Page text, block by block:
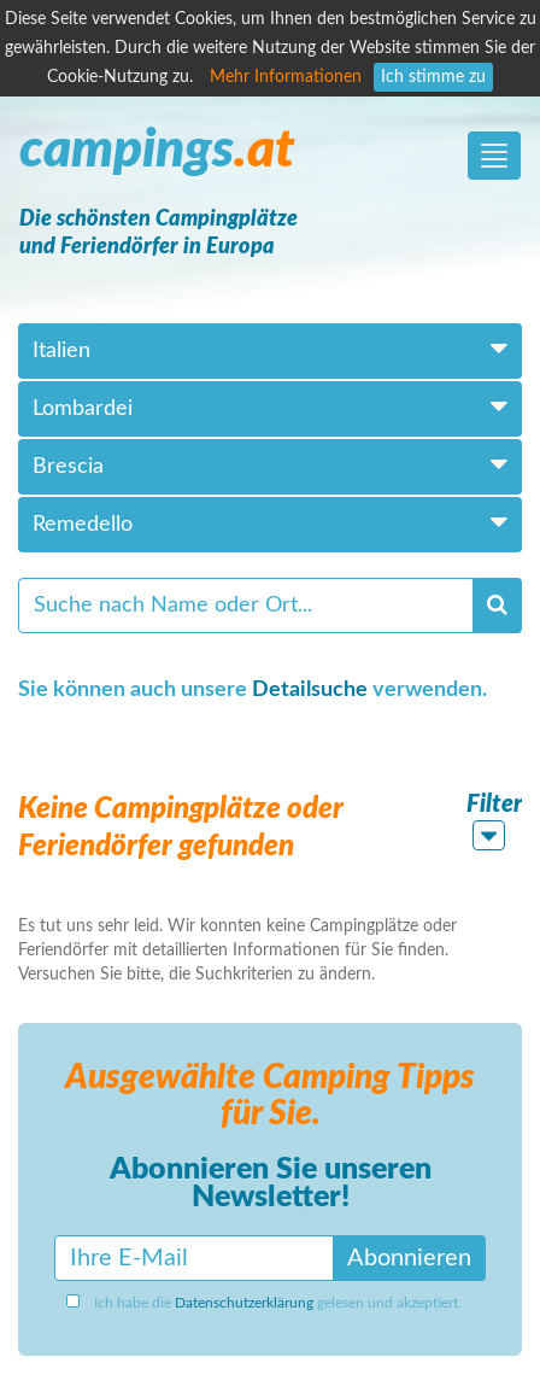
Diese Seite verwendet Cookies, um Ihnen den bestmöglichen Service zu
gewährleisten. Durch die weitere Nutzung der Website stimmen Sie der
Cookie-Nutzung zu.
Mehr Informationen Ich stimme zu
Toggle
campings.at
Die schönsten Campingplätze
und Feriendörfer in Europa
Italien
Lombardei
Brescia
Remedello
Sie können auch unsere Detailsuche verwenden.
Keine Campingplätze oder
Feriendörfer gefunden
Filter
Es tut uns sehr leid. Wir konnten keine Campingplätze oder
Feriendörfer mit detaillierten Informationen für Sie finden.
Versuchen Sie bitte, die Suchkriterien zu ändern.
Ausgewählte Camping Tipps
für Sie.
Abonnieren Sie unseren
Newsletter!
Abonnieren
Ich habe die Datenschutzerklärung gelesen und akzeptiert.